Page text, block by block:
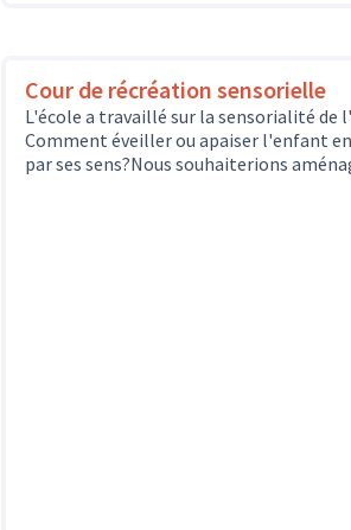
Cour de récréation sensorielle
L'école a travaillé sur la sensorialité de
Comment éveiller ou apaiser l'enfant
par ses sens?Nous souhaiterions